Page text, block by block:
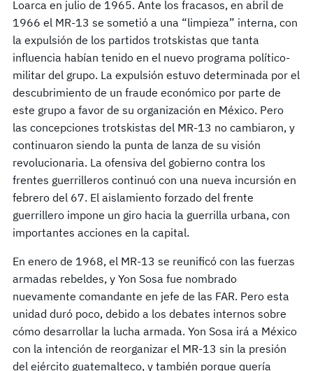
Loarca en julio de 1965. Ante los fracasos, en abril de
1966 el MR-13 se sometió a una “limpieza” interna, con
la expulsión de los partidos trotskistas que tanta
influencia habían tenido en el nuevo programa político-
militar del grupo. La expulsión estuvo determinada por el
descubrimiento de un fraude económico por parte de
este grupo a favor de su organización en México. Pero
las concepciones trotskistas del MR-13 no cambiaron, y
continuaron siendo la punta de lanza de su visión
revolucionaria. La ofensiva del gobierno contra los
frentes guerrilleros continuó con una nueva incursión en
febrero del 67. El aislamiento forzado del frente
guerrillero impone un giro hacia la guerrilla urbana, con
importantes acciones en la capital.
En enero de 1968, el MR-13 se reunificó con las fuerzas
armadas rebeldes, y Yon Sosa fue nombrado
nuevamente comandante en jefe de las FAR. Pero esta
unidad duró poco, debido a los debates internos sobre
cómo desarrollar la lucha armada. Yon Sosa irá a México
con la intención de reorganizar el MR-13 sin la presión
del ejército guatemalteco, y también porque quería